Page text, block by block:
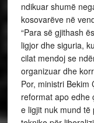
ndikuar shumë
kosovarëve në
“Para së gjithash
ligjor dhe siguria,
cilat mendoj se
organizuar dhe
Por, ministri Bekim
reformat apo edhe
e ligjit nuk mund